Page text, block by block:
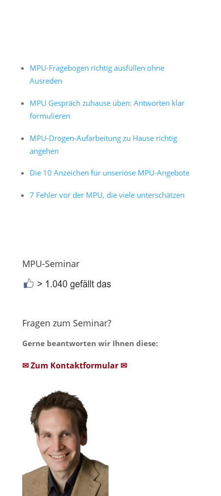
MPU-Fragebogen richtig ausfüllen ohne
Ausreden
MPU Gespräch zuhause üben: Antworten klar
formulieren
MPU-Drogen-Aufarbeitung zu Hause richtig
angehen
Die 10 Anzeichen für unseriöse MPU-Angebote
7 Fehler vor der MPU, die viele unterschätzen
MPU-Seminar
Fragen zum Seminar?
Gerne beantworten wir Ihnen diese:
✉ Zum Kontaktformular ✉